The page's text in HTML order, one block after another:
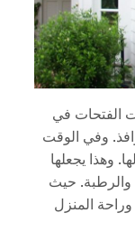
الفتحات في
وفي الوقت
وهذا يجعلها
والرطبة. حيث
المنزل